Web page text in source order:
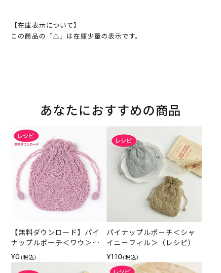
【在庫表示について】
この商品の「△」は在庫少量の表示です。
あなたにおすすめの商品
【無料ダウンロード】パイ
ナップルポーチ＜ワウ＞
（レシピ）
¥0 (税込)
パイナップルポーチ＜シャ
イニーフィル＞（レシピ）
¥110 (税込)